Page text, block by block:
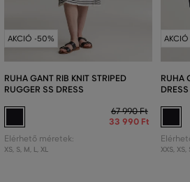
AKCIÓ -50%
RUHA GANT RIB KNIT STRIPED
RUGGER SS DRESS
67 990 Ft
33 990 Ft
Elérhető méretek:
XS, S, M, L, XL
RUHA
DRESS
XXS, XS,